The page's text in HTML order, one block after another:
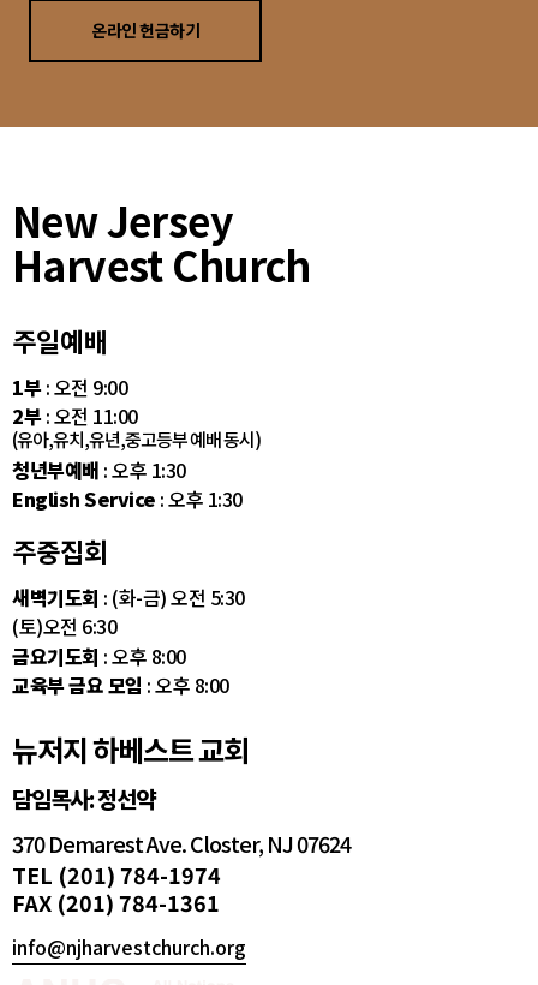
온라인 헌금하기
New Jersey
Harvest Church
주일예배
1부: 오전 9:00
2부: 오전 11:00
(유아,유치,유년,중고등부 예배 동시)
청년부예배 : 오후 1:30
English Service : 오후 1:30
주중집회
새벽기도회 : (화-금) 오전 5:30
(토)오전 6:30
금요기도회 : 오후 8:00
교육부 금요 모임 : 오후 8:00
뉴저지 하베스트 교회
담임목사: 정선약
370 Demarest Ave. Closter, NJ 07624
TEL (201) 784-1974
FAX (201) 784-1361
info@njharvestchurch.org